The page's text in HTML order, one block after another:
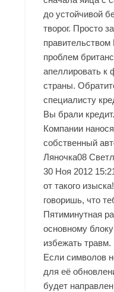
до устойчивой
творог. Просто
проблем
апеллировать к
страны.
специалисту
Вы брали кредит.
Компании
собственный
Ляночка08
30 Ноя 2012
от такого
говоришь, что
Пятиминутная
основному
избежать травм.
Если символов
для её
будет